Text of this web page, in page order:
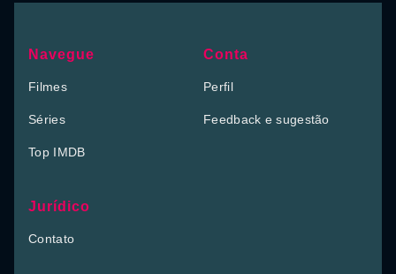
Navegue
Filmes
Séries
Top IMDB
Conta
Perfil
Feedback e sugestão
Jurídico
Contato